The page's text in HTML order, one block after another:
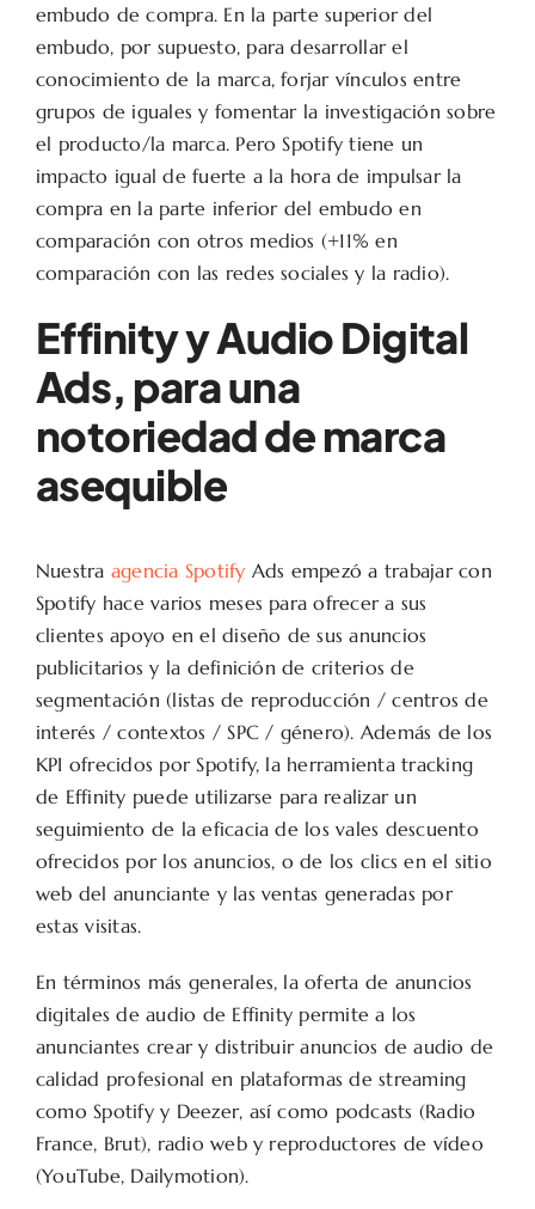
embudo de compra. En la parte superior del
embudo, por supuesto, para desarrollar el
conocimiento de la marca, forjar vínculos entre
grupos de iguales y fomentar la investigación sobre
el producto/la marca. Pero Spotify tiene un
impacto igual de fuerte a la hora de impulsar la
compra en la parte inferior del embudo en
comparación con otros medios (+11% en
comparación con las redes sociales y la radio).
Effinity y Audio Digital
Ads, para una
notoriedad de marca
asequible
Nuestra agencia Spotify Ads empezó a trabajar con
Spotify hace varios meses para ofrecer a sus
clientes apoyo en el diseño de sus anuncios
publicitarios y la definición de criterios de
segmentación (listas de reproducción / centros de
interés / contextos / SPC / género). Además de los
KPI ofrecidos por Spotify, la herramienta tracking
de Effinity puede utilizarse para realizar un
seguimiento de la eficacia de los vales descuento
ofrecidos por los anuncios, o de los clics en el sitio
web del anunciante y las ventas generadas por
estas visitas.
En términos más generales, la oferta de anuncios
digitales de audio de Effinity permite a los
anunciantes crear y distribuir anuncios de audio de
calidad profesional en plataformas de streaming
como Spotify y Deezer, así como podcasts (Radio
France, Brut), radio web y reproductores de vídeo
(YouTube, Dailymotion).